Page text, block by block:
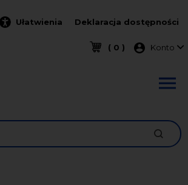
Ułatwienia Deklaracja dostępności
( 0 ) Menu
Konto